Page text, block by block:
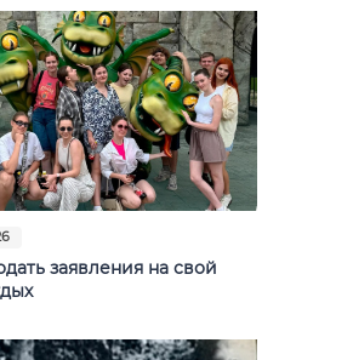
заявления на свой